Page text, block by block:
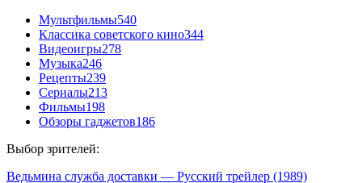
Мультфильмы540
Классика советского кино344
Видеоигры278
Музыка246
Рецепты239
Сериалы213
Фильмы198
Обзоры гаджетов186
Выбор зрителей:
Ведьмина служба доставки — Русский трейлер (1989)